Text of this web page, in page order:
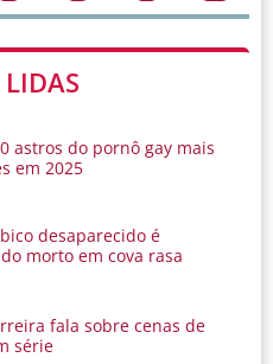
astros do pornô gay mais
em 2025
desaparecido é
morto em cova rasa
fala sobre cenas de
série